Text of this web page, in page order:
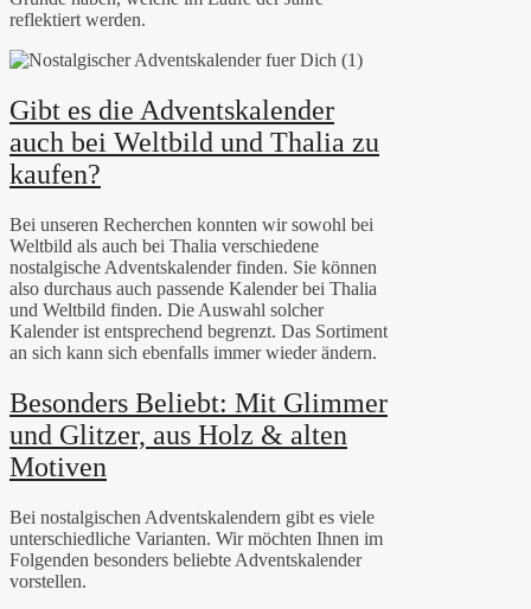
reflektiert werden.
Gibt es die Adventskalender
auch bei Weltbild und Thalia zu
kaufen?
Bei unseren Recherchen konnten wir sowohl bei
Weltbild als auch bei Thalia verschiedene
nostalgische Adventskalender finden. Sie können
also durchaus auch passende Kalender bei Thalia
und Weltbild finden. Die Auswahl solcher
Kalender ist entsprechend begrenzt. Das Sortiment
an sich kann sich ebenfalls immer wieder ändern.
Besonders Beliebt: Mit Glimmer
und Glitzer, aus Holz & alten
Motiven
Bei nostalgischen Adventskalendern gibt es viele
unterschiedliche Varianten. Wir möchten Ihnen im
Folgenden besonders beliebte Adventskalender
vorstellen.